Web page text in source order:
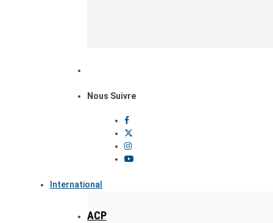
Nous Suivre
International
ACP